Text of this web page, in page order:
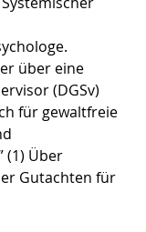
über eine
(DGSv)
für gewaltfreie
(1) Über
Gutachten für